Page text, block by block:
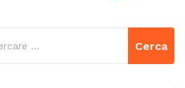
Cerca